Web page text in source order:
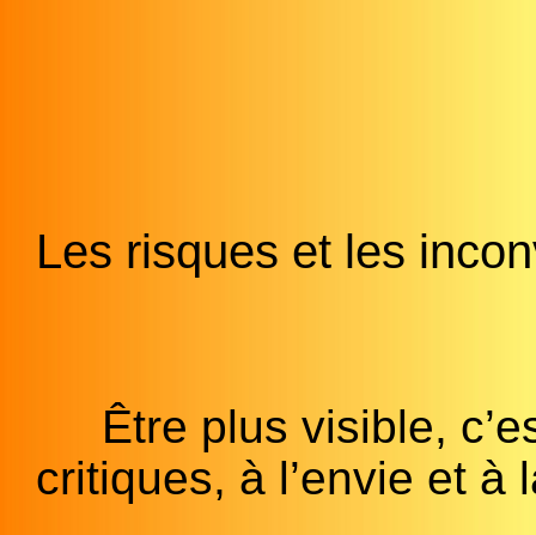
Les risques et les
Être plus visible,
critiques, à l’envie et à